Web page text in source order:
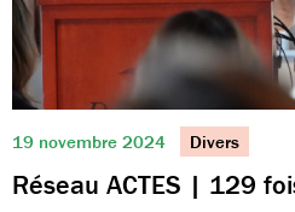
19 novembre 2024 Divers
Réseau ACTES | 129